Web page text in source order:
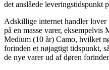
det anslåede leveringstidspunkt
Adskillige internet handler
på en masse varer,
Medium (10 år) Camo, hvilket
forinden et nøjagtigt tidspunkt,
de nye varer ud af døren